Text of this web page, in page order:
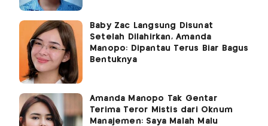
Baby Zac Langsung Disunat
Setelah Dilahirkan, Amanda
Manopo: Dipantau Terus Biar Bagus
Bentuknya
Amanda Manopo Tak Gentar
Terima Teror Mistis dari Oknum
Manajemen: Saya Malah Malu